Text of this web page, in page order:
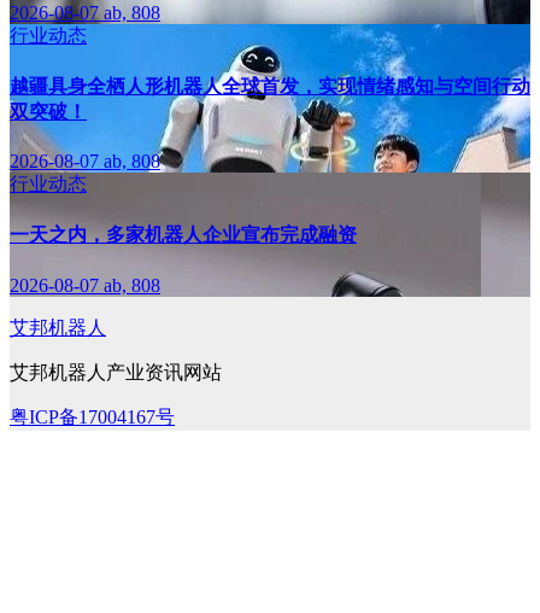
2026-08-07 ab, 808
行业动态
越疆具身全栖人形机器人全球首发，实现情绪感知与空间行动
双突破！
2026-08-07 ab, 808
行业动态
一天之内，多家机器人企业宣布完成融资
2026-08-07 ab, 808
艾邦机器人
艾邦机器人产业资讯网站
粤ICP备17004167号